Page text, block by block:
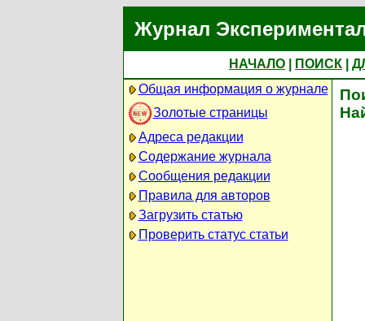
Журнал
НАЧАЛО ПОИСК
Общая информация о журнале
Золотые страницы
Адреса редакции
Содержание журнала
Сообщения редакции
Правила для авторов
Загрузить статью
Проверить статус статьи